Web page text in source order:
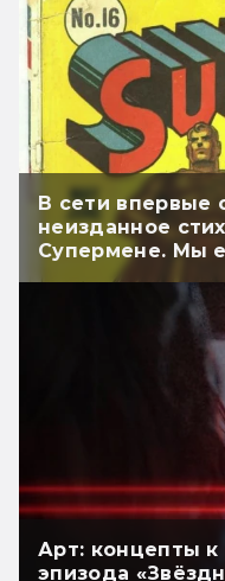
В сети впервые
неизданное
Супермене. Мы
Арт: концепты к
эпизода